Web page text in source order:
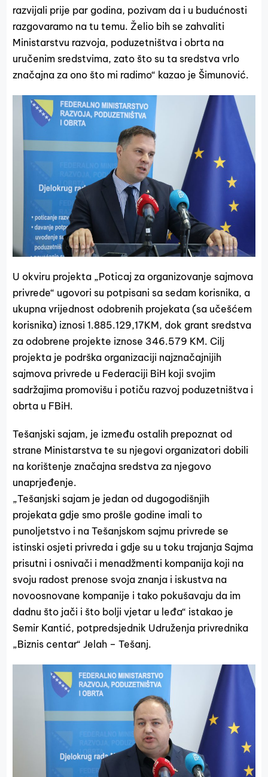
razvijali prije par godina, pozivam da i u budućnosti
razgovaramo na tu temu. Želio bih se zahvaliti
Ministarstvu razvoja, poduzetništva i obrta na
uručenim sredstvima, zato što su ta sredstva vrlo
značajna za ono što mi radimo“ kazao je Šimunović.
U okviru projekta „Poticaj za organizovanje sajmova
privrede“ ugovori su potpisani sa sedam korisnika, a
ukupna vrijednost odobrenih projekata (sa učešćem
korisnika) iznosi 1.885.129,17KM, dok grant sredstva
za odobrene projekte iznose 346.579 KM. Cilj
projekta je podrška organizaciji najznačajnijih
sajmova privrede u Federaciji BiH koji svojim
sadržajima promovišu i potiču razvoj poduzetništva i
obrta u FBiH.
Tešanjski sajam, je između ostalih prepoznat od
strane Ministarstva te su njegovi organizatori dobili
na korištenje značajna sredstva za njegovo
unaprjeđenje.
„Tešanjski sajam je jedan od dugogodišnjih
projekata gdje smo prošle godine imali to
punoljetstvo i na Tešanjskom sajmu privrede se
istinski osjeti privreda i gdje su u toku trajanja Sajma
prisutni i osnivači i menadžmenti kompanija koji na
svoju radost prenose svoja znanja i iskustva na
novoosnovane kompanije i tako pokušavaju da im
dadnu što jači i što bolji vjetar u leđa“ istakao je
Semir Kantić, potpredsjednik Udruženja privrednika
„Biznis centar“ Jelah – Tešanj.